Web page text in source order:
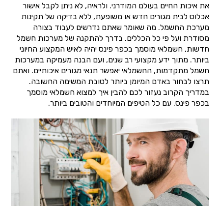
את איכות החיים בעולם המודרני. ולראיה, לא ניתן לקבל אישור
אכלוס לבית מגורים חדש או משופעת, ללא בדיקה של תקינות
מערכת החשמל. מה שאומר שאתם נדרשים לעבוד בצורה
מסודרת ועל פי כל הכללים. בדרך להתקנה של מערכות חשמל
חדשות, חשמלאי מוסמך בכפר פינס יהיה לאיש המקצוע החיוני
ביותר. מתוך ידע מקצועי רב שנים, ועם הבנה מעמיקה במערכות
חשמל מתקדמות, החשמלאי יאפשר תנאי מגורים איכותיים. ואתם
תרצו לבחור באדם המיומן ביותר לטובת המשימה החשובה.
במדריך הקרוב נעזור לכם להבין איך למצוא חשמלאי מוסמך
בכפר פינס. עם כל הטיפים המיוחדים והטובים ביותר.